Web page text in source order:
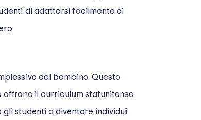
di adattarsi facilmente ai
del bambino. Questo
il curriculum statunitense
studenti a diventare individui